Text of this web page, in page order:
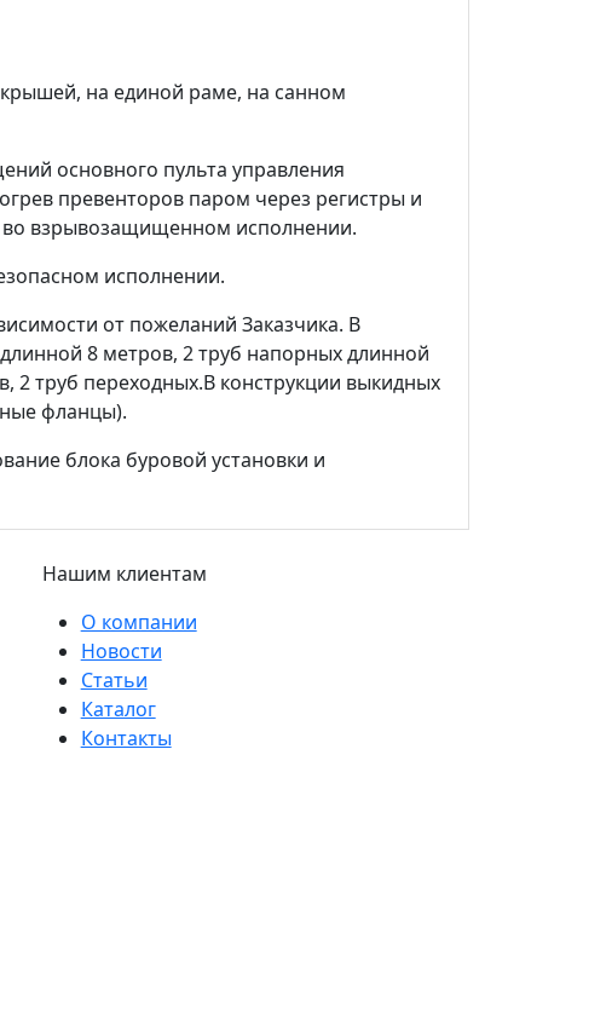
на единой раме, на санном
основного пульта управления
превенторов паром через регистры и
во взрывозащищенном исполнении.
исполнении.
от пожеланий Заказчика. В
8 метров, 2 труб напорных длинной
2 труб переходных.В конструкции выкидных
фланцы).
блока буровой установки и
Нашим клиентам
О компании
Новости
Статьи
Каталог
Контакты